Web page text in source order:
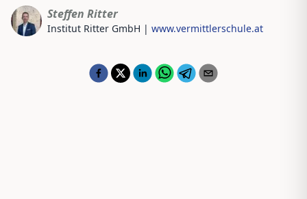
Steffen Ritter
Institut Ritter GmbH | www.vermittlerschule.at